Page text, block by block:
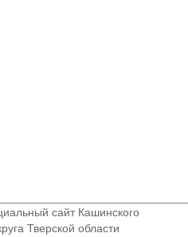
сайт Кашинского
Тверской области